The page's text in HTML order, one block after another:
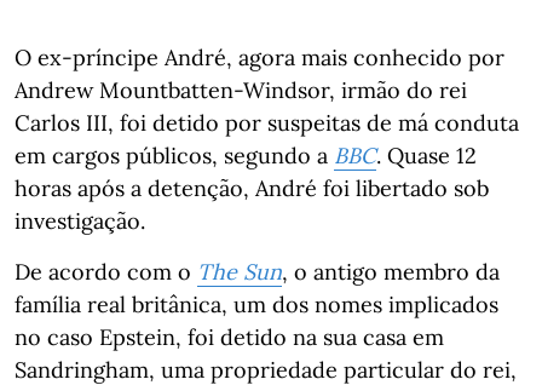
O ex-príncipe André, agora mais conhecido por
Andrew Mountbatten-Windsor, irmão do rei
Carlos III, foi detido por suspeitas de má conduta
em cargos públicos, segundo a BBC. Quase 12
horas após a detenção, André foi libertado sob
investigação.
De acordo com o The Sun, o antigo membro da
família real britânica, um dos nomes implicados
no caso Epstein, foi detido na sua casa em
Sandringham, uma propriedade particular do rei,